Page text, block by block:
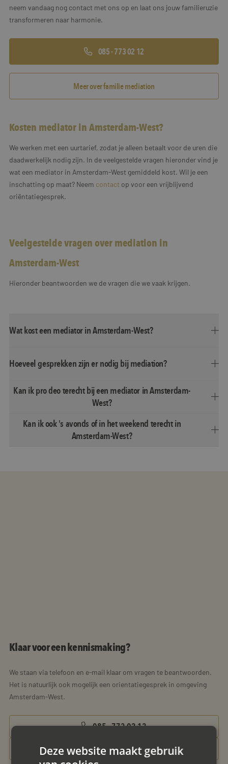
neem vandaag nog contact met ons op en laat ons jouw familieruzie
transformeren naar harmonie.
085 - 773 02 12
Meer over familie mediation
Kosten mediator in Amsterdam-West?
We werken met een uurtarief, zodat je alleen betaalt voor de uren die
daadwerkelijk nodig zijn. In de veelgestelde vragen hieronder vind je
wat een mediator in Amsterdam-West gemiddeld kost. Wil je een
inschatting op maat? Neem contact op voor een vrijblijvend
oriëntatiegesprek.
Veelgestelde vragen over mediation in
Amsterdam-West
Hieronder beantwoorden we de vragen die we vaak krijgen.
Wat kost een mediator in Amsterdam-West?
Hoeveel gesprekken zijn er nodig bij mediation?
Kan ik pro deo terecht bij een mediator in Amsterdam-
West?
Kan ik ook 's avonds of in het weekend terecht in
Amsterdam-West?
Klaar voor een kennismaking?
We staan via telefoon en e-mail klaar om vragen te beantwoorden.
Het is natuurlijk ook mogelijk een orientatiegesprek in omgeving
Amsterdam-West.
085 - 773 02 12
aanvraag@mayet.nl
Deze website maakt gebruik